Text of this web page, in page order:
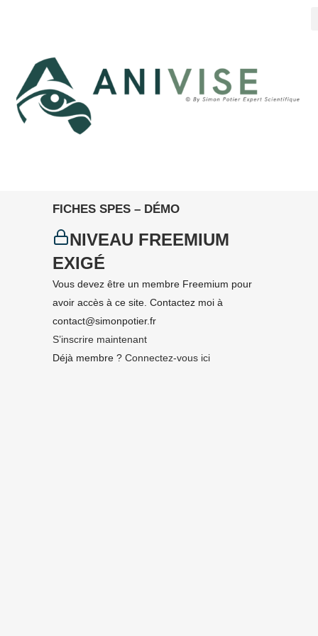
FICHES SPES – DÉMO
NIVEAU FREEMIUM
EXIGÉ
Vous devez être un membre Freemium pour
avoir accès à ce site. Contactez moi à
contact@simonpotier.fr
S’inscrire maintenant
Déjà membre ? Connectez-vous ici